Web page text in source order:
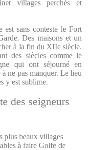
villages perchés et
sans conteste le Fort
Des maisons et un
à la fin du XIIe siècle.
des siècles comme le
qui ont séjourné en
ne pas manquer. Le lieu
y est sublime.
des seigneurs
plus beaux villages
à faire Golfe de